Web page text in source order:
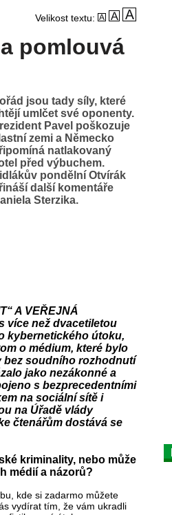
Velikost textu:
pomlouvá
jsou tady síly, které
umlčet své oponenty.
Pavel poškozuje
zemi a Německo
natlakovaný
před výbuchem.
pondělní Otvírák
další komentáře
Sterzika.
A VEŘEJNÁ
více než dvacetiletou
kybernetického útoku,
o médium, které bylo
bez soudního rozhodnutí
jako nezákonné a
s bezprecedentními
na sociální sítě i
na Úřadě vlády
čtenářům dostává se
kriminality, nebo může
médií a názorů?
kde si zadarmo můžete
vydírat tím, že vám ukradli